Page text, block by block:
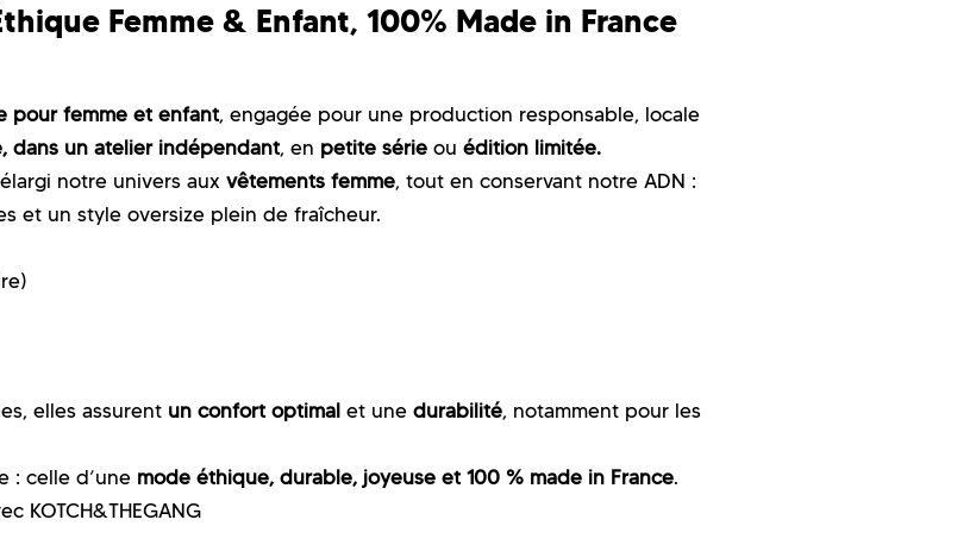
Femme & Enfant, 100% Made in France
pour femme et enfant, engagée pour une production responsable, locale
dans un atelier indépendant, en petite série ou édition limitée.
notre univers aux vêtements femme, tout en conservant notre ADN :
et un style oversize plein de fraîcheur.
elles assurent un confort optimal et une durabilité, notamment pour les
: celle d’une mode éthique, durable, joyeuse et 100 % made in France.
KOTCH&THEGANG